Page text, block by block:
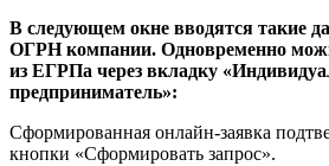
В следующем окне вводятся такие
ОГРН компании. Одновременно
из ЕГРПа через вкладку
предприниматель»:
Сформированная онлайн-заявка
кнопки «Сформировать запрос».